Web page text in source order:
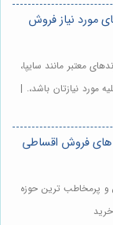
مورد نیاز فروش
معتبر مانند سایپا،
مورد نیازتان باشد،. |
های فروش اقساطی
و پرمخاطب ترین حوزه